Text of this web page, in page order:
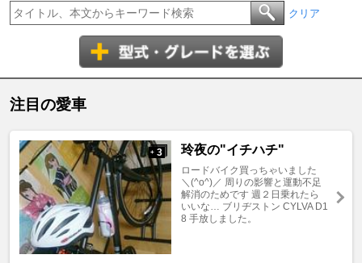
クリア
注目の愛車
+ 3 玲夜の"イチハチ"
ロードバイク買っちゃいました
＼(^o^)／ 周りの影響と運動不足
解消のためです 週２日乗れたら
いいな… ブリヂストン CYLVA D1
8 手放しました。